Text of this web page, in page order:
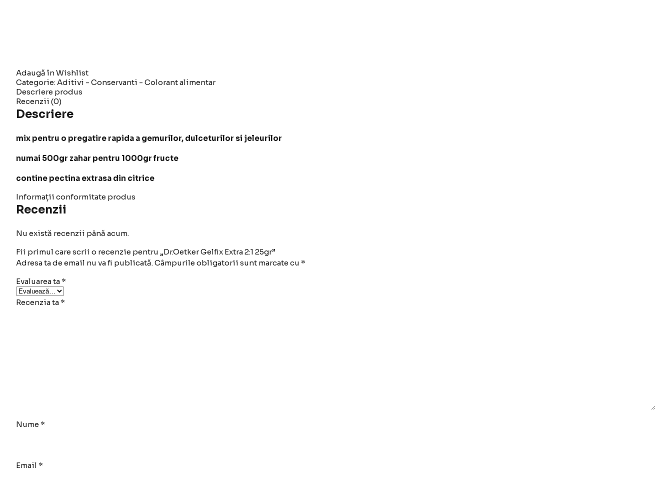
Adaugă în Wishlist
Categorie:Aditivi - Conservanti - Colorant alimentar
Descriere produs
Recenzii (0)
Descriere
mix pentru o pregatire rapida a gemurilor, dulceturilor si jeleurilor
numai 500gr zahar pentru 1000gr fructe
contine pectina extrasa din citrice
Informații conformitate produs
Recenzii
Nu există recenzii până acum.
Fii primul care scrii o recenzie pentru „Dr.Oetker Gelfix Extra 2:1 25gr”
Adresa ta de email nu va fi publicată.Câmpurile obligatorii sunt marcate cu *
Evaluarea ta*
Recenzia ta*
Nume*
Email *